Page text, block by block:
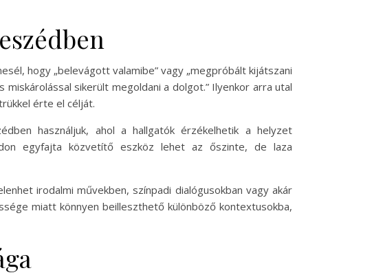
hogy „belevágott valamibe” vagy „megpróbált kijátszani
sikerült megoldani a dolgot.” Ilyenkor arra utal
érte el célját.
használjuk, ahol a hallgatók érzékelhetik a helyzet
egyfajta közvetítő eszköz lehet az őszinte, de laza
irodalmi művekben, színpadi dialógusokban vagy akár
miatt könnyen beilleszthető különböző kontextusokba,